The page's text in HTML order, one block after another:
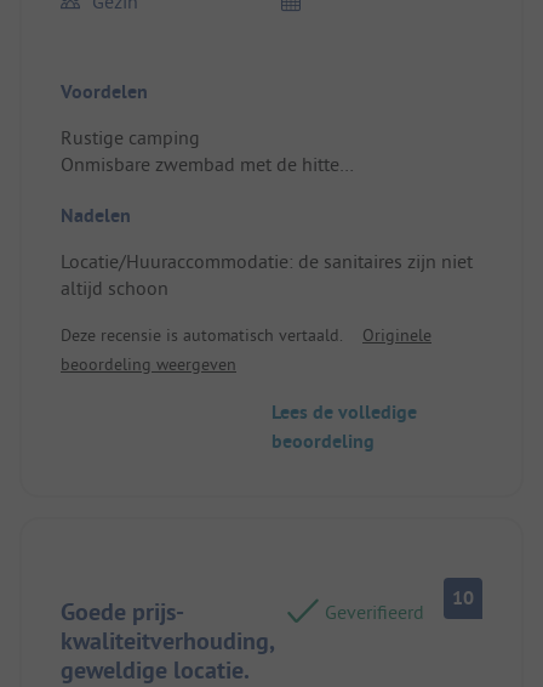
Voordelen
Rustige camping
Onmisbare zwembad met de hitte
grotendeels gedurende de dag in de schaduw
Nadelen
Locatie/Huuraccommodatie: de sanitaires zijn niet
altijd schoon
Deze recensie is automatisch vertaald.
Originele
beoordeling weergeven
Lees de volledige
beoordeling
Goede prijs-
kwaliteitverhouding,
geweldige locatie.
Geverifieerd
10